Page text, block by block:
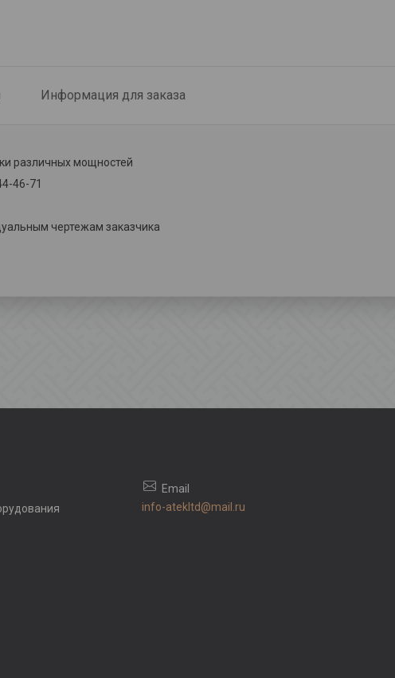
Информация для заказа
различных мощностей
46-71
чертежам заказчика
info-atekltd@mail.ru